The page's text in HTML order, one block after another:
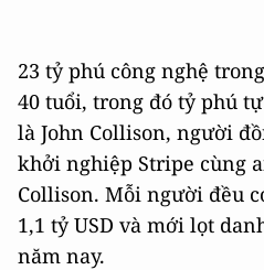
23 tỷ phú công nghệ
40 tuổi, trong đó tỷ phú
là John Collison, người
khởi nghiệp Stripe cùng
Collison. Mỗi người đều
1,1 tỷ USD và mới lọt
năm nay.